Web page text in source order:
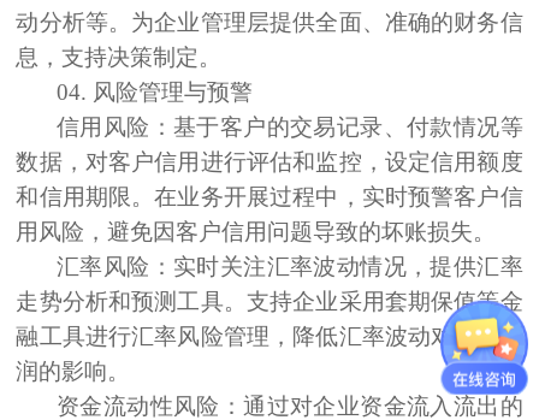
动分析等。为企业管理层提供全面、准确的财务信
息，支持决策制定。
04. 风险管理与预警
信用风险：基于客户的交易记录、付款情况等
数据，对客户信用进行评估和监控，设定信用额度
和信用期限。在业务开展过程中，实时预警客户信
用风险，避免因客户信用问题导致的坏账损失。
汇率风险： 实时关注汇率波动情况，提供汇率
走势分析和预测工具。支持企业采用套期保值等金
融工具进行汇率风险管理，降低汇率波动对企业利
润的影响。
资金流动性风险：通过对企业资金流入流出的